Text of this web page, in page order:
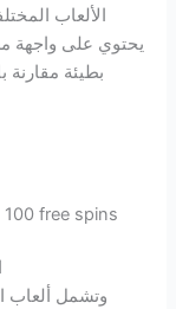
الألعاب
يحتوي على واجهة
بطيئة مقارنة
free spins
وتشمل ألعاب